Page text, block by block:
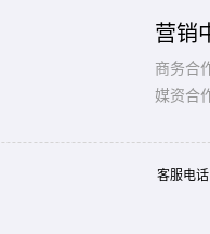
营销
商务合
媒资合
客服电